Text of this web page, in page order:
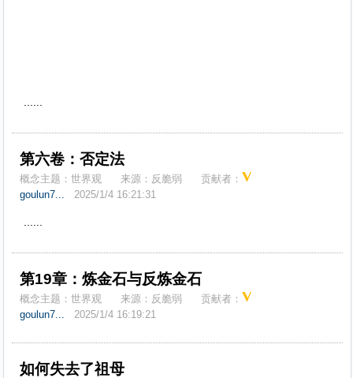
第六卷：否定法
概念主题：世界观 来源： 反脆弱
贡献者：
goulun7...
2025/1/4 16:21:31
第19章：炼金石与反炼金石
概念主题：世界观 来源： 反脆弱
贡献者：
goulun7...
2025/1/4 16:19:21
如何失去了祖母